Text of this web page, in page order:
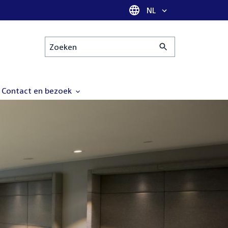
Taal selectie
NL
Zoeken
Contact en bezoek